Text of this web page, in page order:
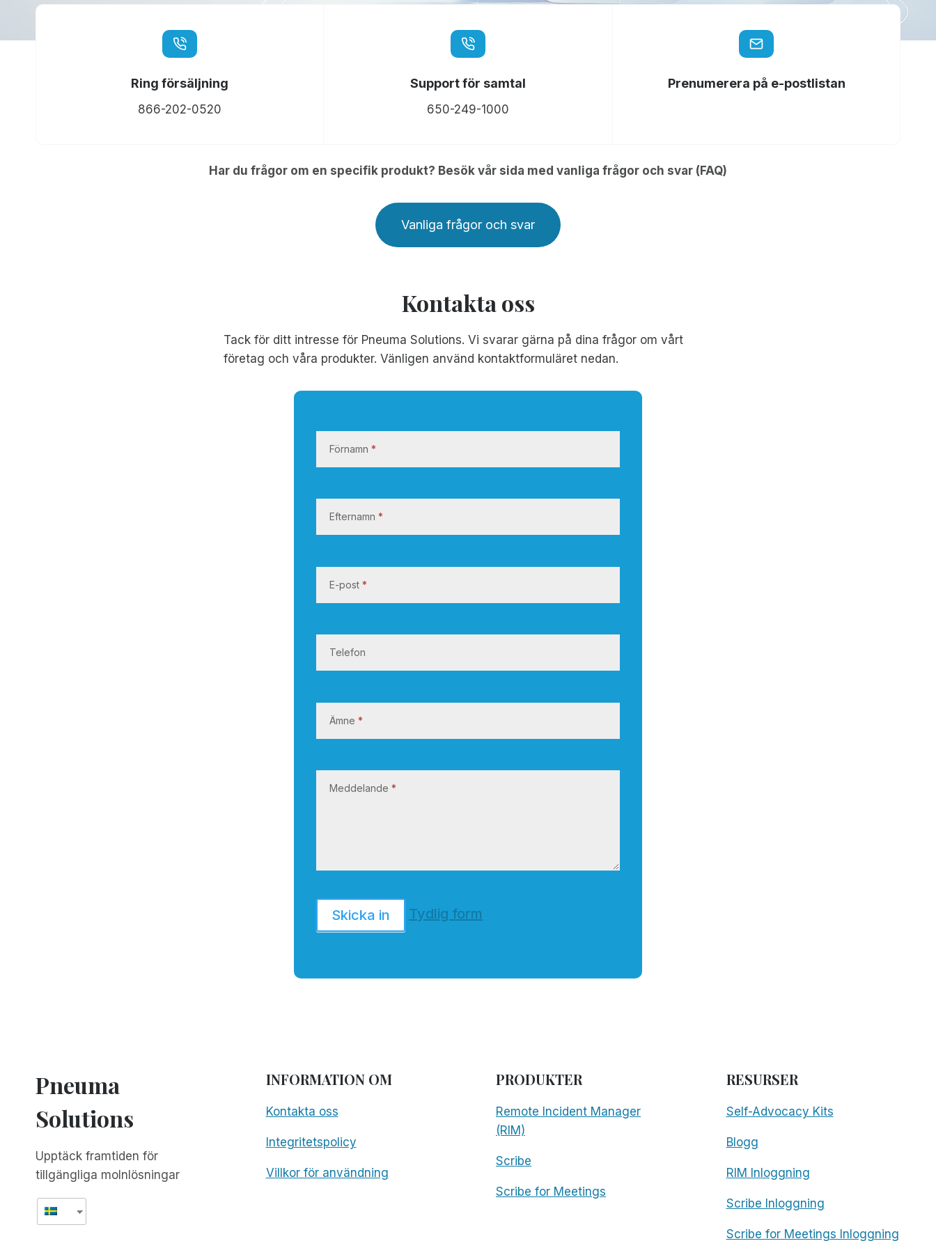
Ring försäljning
866-202-0520
Support för samtal
650-249-1000
Prenumerera på e-postlistan
Har du frågor om en specifik produkt? Besök vår sida med vanliga frågor och svar (FAQ)
Vanliga frågor och svar
Kontakta oss
Tack för ditt intresse för Pneuma Solutions. Vi svarar gärna på dina frågor om vårt
företag och våra produkter. Vänligen använd kontaktformuläret nedan.
a
t
Förnamn *
Efternamn *
E-post *
Telefon
Ämne *
Meddelande *
Skicka in Tydlig form
Pneuma
Solutions
Upptäck framtiden för
tillgängliga molnlösningar
INFORMATION OM
Kontakta oss
Integritetspolicy
Villkor för användning
PRODUKTER
Remote Incident Manager
(RIM)
Scribe
Scribe for Meetings
RESURSER
Self-Advocacy Kits
Blogg
RIM Inloggning
Scribe Inloggning
Scribe for Meetings Inloggning